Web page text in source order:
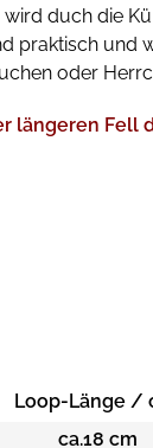
duch die
praktisch
oder
längeren Fell
Loop-Länge /
ca.18 cm